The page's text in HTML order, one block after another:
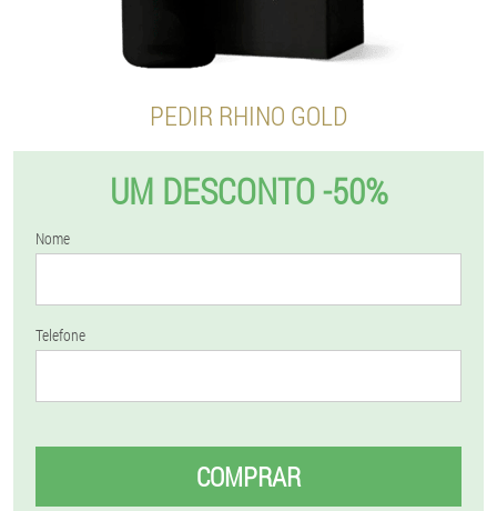
PEDIR RHINO GOLD
UM DESCONTO -50%
Nome
Telefone
COMPRAR